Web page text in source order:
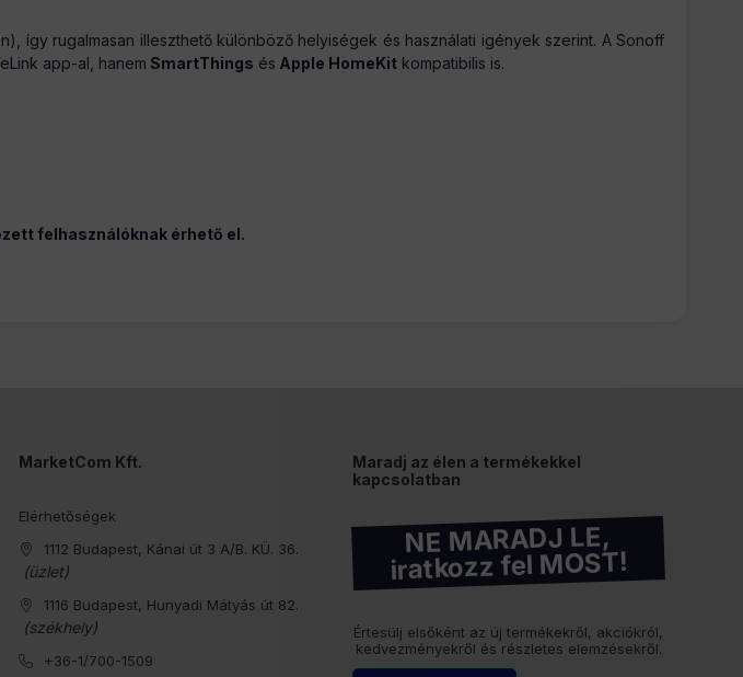
így rugalmasan illeszthető különböző helyiségek és használati igények szerint. A Sonoff
app-al, hanem SmartThings és Apple HomeKit kompatibilis is.
felhasználóknak érhető el.
MarketCom Kft.
Elérhetőségek
1112 Budapest, Kánai út 3 A/B. KÜ. 36.
(üzlet)
1116 Budapest, Hunyadi Mátyás út 82.
(székhely)
+36-1/700-1509
Maradj az élen a termékekkel
kapcsolatban
NE MARADJ LE,
iratkozz fel MOST!
Értesülj elsőként az új termékekről, akciókról,
kedvezményekről és részletes elemzésekről.